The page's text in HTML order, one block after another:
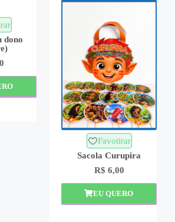
dono
Favotirar
Sacola Curupira
R$ 6,00
EU QUERO